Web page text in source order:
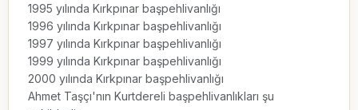
1995 yılında Kırkpınar başpehlivanlığı
1996 yılında Kırkpınar başpehlivanlığı
1997 yılında Kırkpınar başpehlivanlığı
1999 yılında Kırkpınar başpehlivanlığı
2000 yılında Kırkpınar başpehlivanlığı
Ahmet Taşçı'nın Kurtdereli başpehlivanlıkları şu